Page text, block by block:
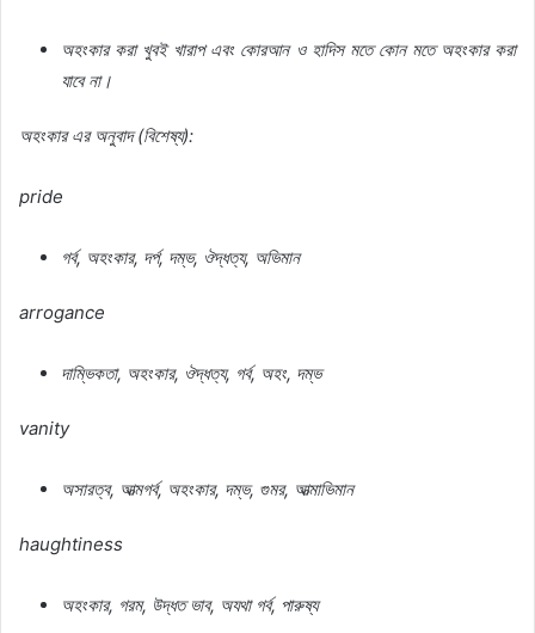
অহংকার করা খুবই খারাপ এবং কোরআন ও হাদিস মতে কোন মতে অহংকার করা
যাবে না।
অহংকার এর অনুবাদ (বিশেষ্য):
pride
গর্ব, অহংকার, দর্প, দম্ভ, ঔদ্ধত্য, অভিমান
arrogance
দাম্ভিকতা, অহংকার, ঔদ্ধত্য, গর্ব, অহং, দম্ভ
vanity
অসারত্ব, আত্মগর্ব, অহংকার, দম্ভ, গুমর, আত্মাভিমান
haughtiness
অহংকার, গরম, উদ্ধত ভাব, অযথা গর্ব, পারুষ্য